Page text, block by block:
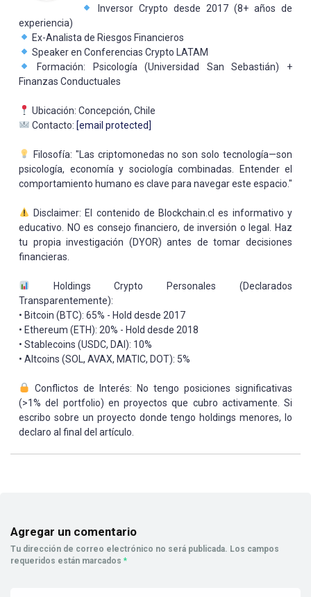
Inversor Crypto desde 2017 (8+ años de
experiencia)
Ex-Analista de Riesgos Financieros
Speaker en Conferencias Crypto LATAM
Formación: Psicología (Universidad San Sebastián) +
Finanzas Conductuales
Ubicación: Concepción, Chile
Contacto: [email protected]
Filosofía: "Las criptomonedas no son solo tecnología—son
psicología, economía y sociología combinadas. Entender el
comportamiento humano es clave para navegar este espacio."
Disclaimer: El contenido de Blockchain.cl es informativo y
educativo. NO es consejo financiero, de inversión o legal. Haz
tu propia investigación (DYOR) antes de tomar decisiones
financieras.
Holdings Crypto Personales (Declarados
Transparentemente):
• Bitcoin (BTC): 65% - Hold desde 2017
• Ethereum (ETH): 20% - Hold desde 2018
• Stablecoins (USDC, DAI): 10%
• Altcoins (SOL, AVAX, MATIC, DOT): 5%
Conflictos de Interés: No tengo posiciones significativas
(>1% del portfolio) en proyectos que cubro activamente. Si
escribo sobre un proyecto donde tengo holdings menores, lo
declaro al final del artículo.
Agregar un comentario
Tu dirección de correo electrónico no será publicada. Los campos
requeridos están marcados *